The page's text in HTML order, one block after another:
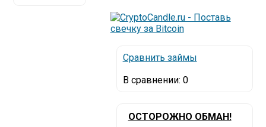
Сравнить займы
В сравнении: 0
ОСТОРОЖНО ОБМАН!